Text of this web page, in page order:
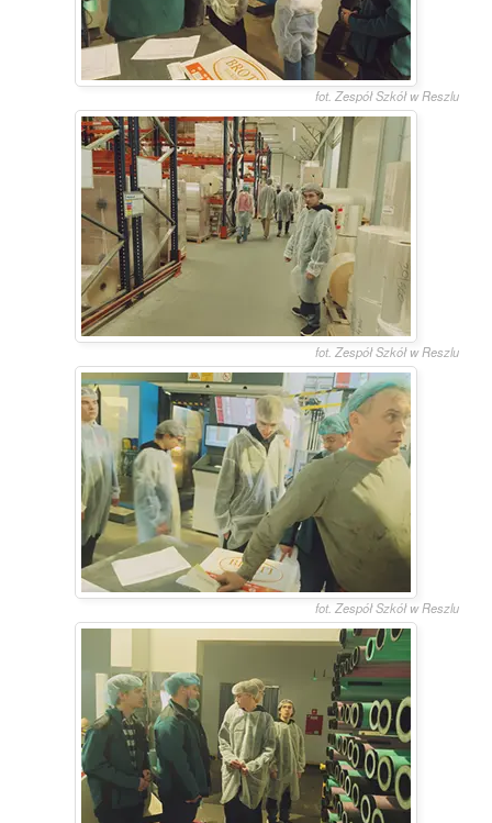
fot. Zespół Szkół w Reszlu
fot. Zespół Szkół w Reszlu
fot. Zespół Szkół w Reszlu